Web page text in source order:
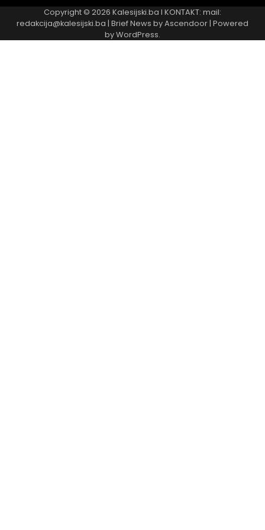
Copyright © 2026 Kalesijski.ba I KONTAKT: mail:
redakcija@kalesijski.ba | Brief News byAscendoor| Powered
byWordPress.